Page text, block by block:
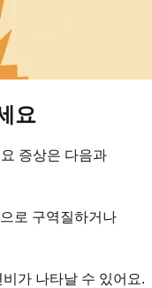
요
증상은 다음과
로 구역질하거나
가 나타날 수 있어요.